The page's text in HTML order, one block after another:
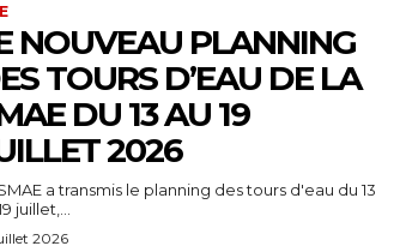
NOUVEAU PLANNING
TOURS D’EAU DE LA
DU 13 AU 19
2026
a transmis le planning des tours d'eau du 13
juillet,...
2026